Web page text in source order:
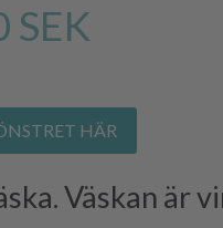
SEK
HÄR
Väskan är